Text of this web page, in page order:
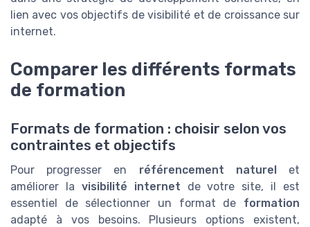
lien avec vos objectifs de visibilité et de croissance sur
internet.
Comparer les différents formats
de formation
Formats de formation : choisir selon vos
contraintes et objectifs
Pour progresser en référencement naturelet
améliorer la visibilité internet de votre site, il est
essentiel de sélectionner un format de formation
adapté à vos besoins. Plusieurs options existent,